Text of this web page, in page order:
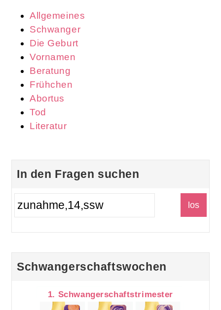
Allgemeines
Schwanger
Die Geburt
Vornamen
Beratung
Frühchen
Abortus
Tod
Literatur
In den Fragen suchen
Schwangerschaftswochen
1. Schwangerschaftstrimester